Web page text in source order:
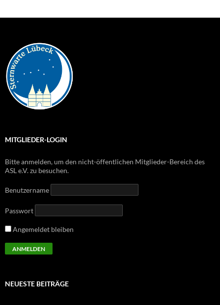
MITGLIEDER-LOGIN
Bitte anmelden, um den nicht-öffentlichen Mitglieder-Bereich des
ASL e.V. zu besuchen.
Benutzername
Passwort
Angemeldet bleiben
NEUESTE BEITRÄGE